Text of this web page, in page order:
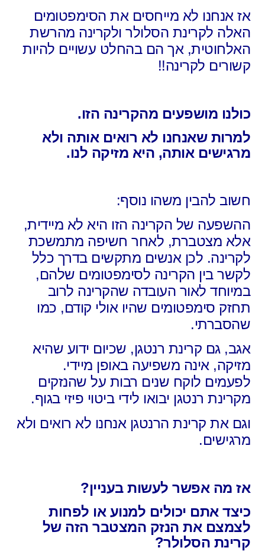
אז אנחנו לא מייחסים את הסימפטומים
האלה לקרינת הסלולר ולקרינה מהרשת
האלחוטית, אך הם בהחלט עשויים להיות
קשורים לקרינה!!
כולנו מושפעים מהקרינה הזו.
למרות שאנחנו לא רואים אותה ולא
מרגישים אותה, היא מזיקה לנו.
חשוב להבין משהו נוסף:
ההשפעה של הקרינה הזו היא לא מיידית,
אלא מצטברת, לאחר חשיפה מתמשכת
לקרינה. לכן אנשים מתקשים בדרך כלל
לקשר בין הקרינה לסימפטומים שלהם,
במיוחד לאור העובדה שהקרינה לרוב
תחזק סימפטומים שהיו אולי קודם, כמו
שהסברתי.
אגב, גם קרינת רנטגן, שכיום ידוע שהיא
מזיקה, אינה משפיעה באופן מיידי.
לפעמים לוקח שנים רבות על שהנזקים
מקרינת רנטגן יבואו לידי ביטוי פיזי בגוף.
וגם את קרינת הרנטגן אנחנו לא רואים ולא
מרגישים.
אז מה אפשר לעשות בעניין?
כיצד אתם יכולים למנוע או לפחות
לצמצם את הנזק המצטבר הזה של
קרינת הסלולר?